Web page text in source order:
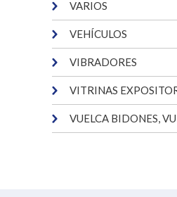
VARIOS
VEHÍCULOS
VIBRADORES
VITRINAS
VUELCA BIDONES,